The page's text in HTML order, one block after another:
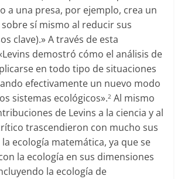
a una presa, por ejemplo, crea un
sí mismo al reducir sus
clave).» A través de esta
demostró cómo el análisis de
en todo tipo de situaciones
efectivamente un nuevo modo
sistemas ecológicos».2 Al mismo
de Levins a la ciencia y al
trascendieron con mucho sus
ecología matemática, ya que se
la ecología en sus dimensiones
la ecología de